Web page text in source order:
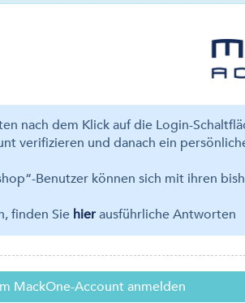
nach dem Klick auf die Login-
verifizieren und danach ein
Benutzer können sich mit ihren
finden Sie hierausführliche Antworten